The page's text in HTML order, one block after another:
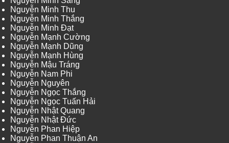
Nguyễn Minh Thu
Nguyễn Minh Thắng
Nguyễn Minh Đạt
Nguyễn Mạnh Cường
Nguyễn Mạnh Dũng
Nguyễn Mạnh Hùng
Nguyễn Mậu Tráng
Nguyễn Nam Phi
Nguyễn Nguyên
Nguyễn Ngọc Thắng
Nguyễn Ngọc Tuấn Hải
Nguyễn Nhật Quang
Nguyễn Nhật Đức
Nguyễn Phan Hiệp
Nguyễn Phan Thuận An